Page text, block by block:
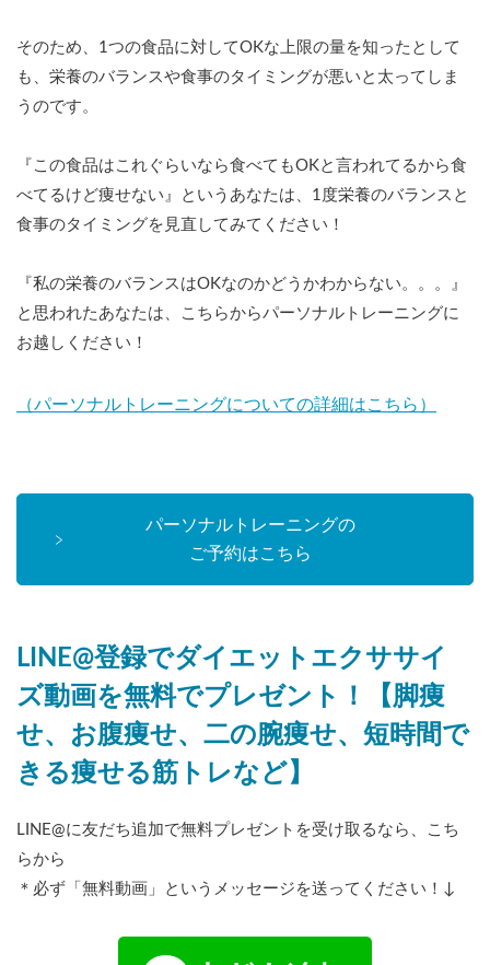
そのため、1つの食品に対してOKな上限の量を知ったとして
も、栄養のバランスや食事のタイミングが悪いと太ってしま
うのです。
『この食品はこれぐらいなら食べてもOKと言われてるから食
べてるけど痩せない』というあなたは、1度栄養のバランスと
食事のタイミングを見直してみてください！
『私の栄養のバランスはOKなのかどうかわからない。。。』
と思われたあなたは、こちらからパーソナルトレーニングに
お越しください！
（パーソナルトレーニングについての詳細はこちら）
パーソナルトレーニングの
ご予約はこちら
LINE@登録でダイエットエクササイ
ズ動画を無料でプレゼント！【脚痩
せ、お腹痩せ、二の腕痩せ、短時間で
きる痩せる筋トレなど】
LINE@に友だち追加で無料プレゼントを受け取るなら、こち
らから
＊必ず「無料動画」というメッセージを送ってください！↓